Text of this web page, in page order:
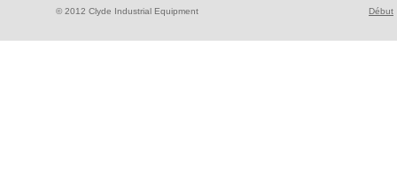
© 2012 Clyde Industrial Equipment Début